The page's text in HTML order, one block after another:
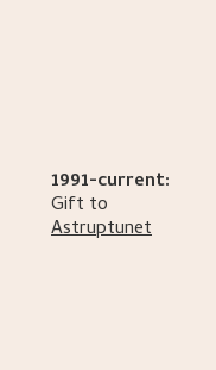
1991-current:
Gift to
Astruptunet